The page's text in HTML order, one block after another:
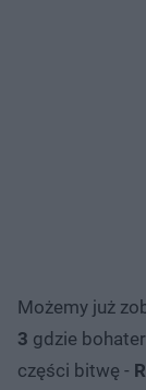
Możemy już
3 gdzie
części bitwę -